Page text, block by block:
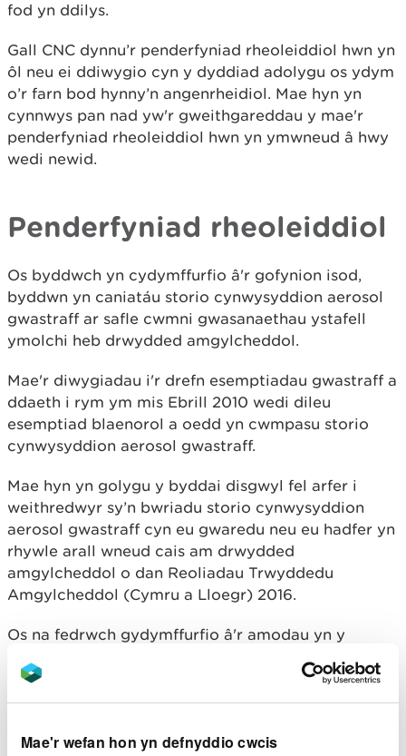
Mae'r wefan hon yn defnyddio cwcis
fod yn ddilys.
Gall CNC dynnu’r penderfyniad rheoleiddiol hwn yn
ôl neu ei ddiwygio cyn y dyddiad adolygu os ydym
o’r farn bod hynny’n angenrheidiol. Mae hyn yn
cynnwys pan nad yw'r gweithgareddau y mae'r
penderfyniad rheoleiddiol hwn yn ymwneud â hwy
wedi newid.
Penderfyniad rheoleiddiol
Os byddwch yn cydymffurfio â'r gofynion isod,
byddwn yn caniatáu storio cynwysyddion aerosol
gwastraff ar safle cwmni gwasanaethau ystafell
ymolchi heb drwydded amgylcheddol.
Mae'r diwygiadau i'r drefn esemptiadau gwastraff a
ddaeth i rym ym mis Ebrill 2010 wedi dileu
esemptiad blaenorol a oedd yn cwmpasu storio
cynwysyddion aerosol gwastraff.
Mae hyn yn golygu y byddai disgwyl fel arfer i
weithredwyr sy’n bwriadu storio cynwysyddion
aerosol gwastraff cyn eu gwaredu neu eu hadfer yn
rhywle arall wneud cais am drwydded
amgylcheddol o dan Reoliadau Trwyddedu
Amgylcheddol (Cymru a Lloegr) 2016.
Os na fedrwch gydymffurfio â'r amodau yn y
wneud cais am drwydded amgylcheddol.
Yr amodau y mae’n rhaid i